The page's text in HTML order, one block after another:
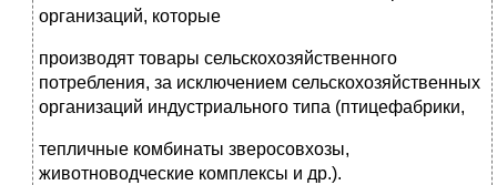
организаций, которые
производят товары сельскохозяйственного
потребления, за исключением сельскохозяйственных
организаций индустриального типа (птицефабрики,
тепличные комбинаты зверосовхозы,
животноводческие комплексы и др.).